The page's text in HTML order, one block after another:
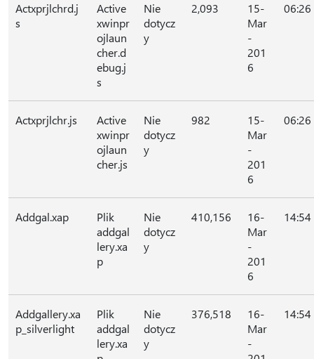
Actxprjlchrd.j
s
Active
xwinpr
ojlaun
cher.d
ebug.j
s
Nie
dotycz
y
2,093
15-
Mar
-
201
6
06:26
Actxprjlchr.js
Active
xwinpr
ojlaun
cher.js
Nie
dotycz
y
982
15-
Mar
-
201
6
06:26
Addgal.xap
Plik
addgal
lery.xa
p
Nie
dotycz
y
410,156
16-
Mar
-
201
6
14:54
Addgallery.xa
p_silverlight
Plik
addgal
lery.xa
Nie
dotycz
y
376,518
16-
Mar
-
14:54